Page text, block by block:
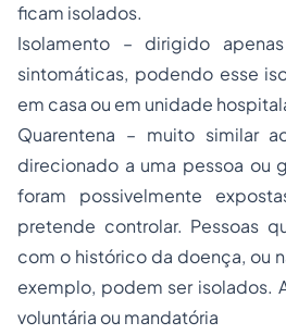
ficam isolados.
Isolamento – dirigido
sintomáticas, podendo esse
em casa ou em unidade
Quarentena – muito similar
direcionado a uma pessoa ou
foram possivelmente
pretende controlar. Pessoas
com o histórico da doença, ou
exemplo, podem ser isolados.
voluntária ou mandatória